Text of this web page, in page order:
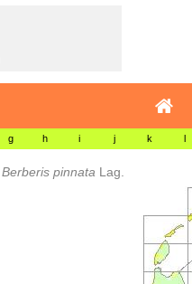
g h i j k l
Berberis pinnata Lag.